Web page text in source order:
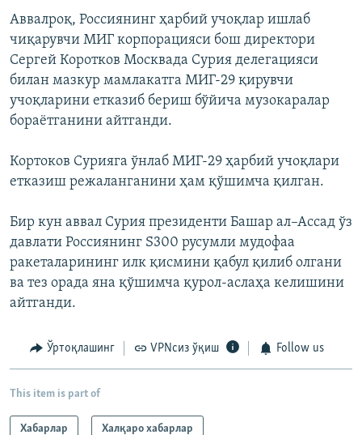
Аввалроқ, Россиянинг ҳарбий учоқлар ишлаб
чиқарувчи МИГ корпорацияси бош директори
Сергей Коротков Москвада Сурия делегацияси
билан мазкур мамлакатга МИГ-29 қирувчи
учоқларини етказиб бериш бўйича музокаралар
бораётганини айтганди.
Кортоков Сурияга ўнлаб МИГ-29 ҳарбий учоқлари
етказиш режаланганини ҳам қўшимча қилган.
Бир кун аввал Сурия президенти Башар ал–Ассад ўз
давлати Россиянинг S300 русумли мудофаа
ракеталарининг илк қисмини қабул қилиб олгани
ва тез орада яна қўшимча қурол-аслаҳа келишини
айтганди.
Ўртоқлашинг VPNсиз ўқиш Follow us
This item is part of
Хабарлар Халқаро хабарлар